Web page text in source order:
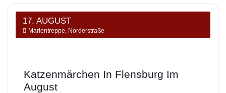
17. AUGUST
Marientreppe, Norderstraße
Katzenmärchen In Flensburg Im
August